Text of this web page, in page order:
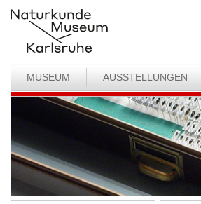
MUSEUM AUSSTELLUNGEN